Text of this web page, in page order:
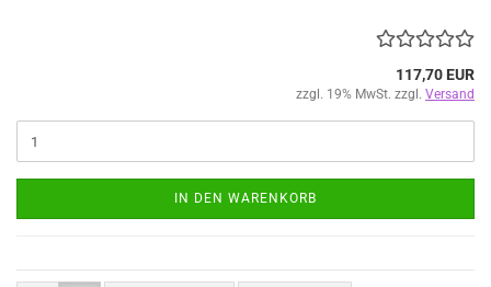
117,70 EUR
zzgl. 19% MwSt. zzgl. Versand
IN DEN WARENKORB